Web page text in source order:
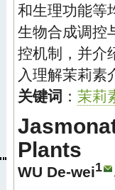
和生理功能等
生物合成调控
控机制，并介
入理解茉莉素
关键词 ： 茉莉
Plants
WU De-wei1